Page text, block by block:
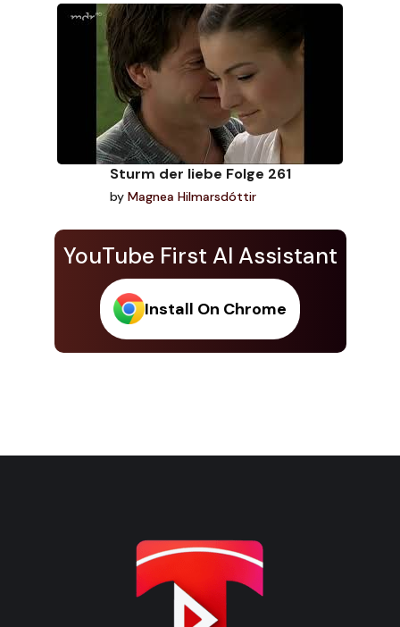
YouTube First AI Assistant
Install On Chrome
Sturm der liebe Folge 261
by Magnea Hilmarsdóttir